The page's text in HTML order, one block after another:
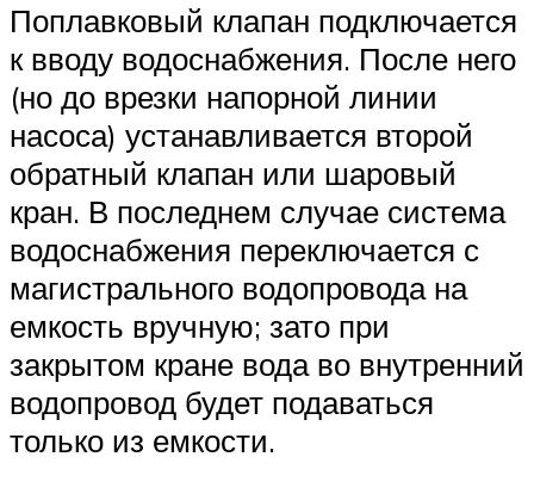
Поплавковый клапан подключается
к вводу водоснабжения. После него
(но до врезки напорной линии
насоса) устанавливается второй
обратный клапан или шаровый
кран. В последнем случае система
водоснабжения переключается с
магистрального водопровода на
емкость вручную; зато при
закрытом кране вода во внутренний
водопровод будет подаваться
только из емкости.